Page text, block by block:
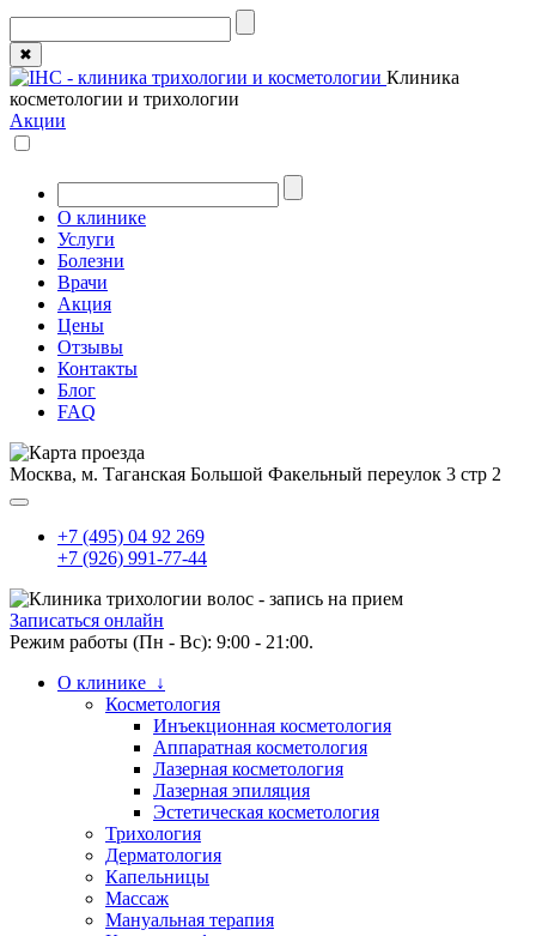
✖
Клиника
косметологии и трихологии
Акции
О клинике
Услуги
Болезни
Врачи
Акция
Цены
Отзывы
Контакты
Блог
FAQ
Москва, м. Таганская Большой Факельный переулок 3 стр 2
+7 (495) 04 92 269
+7 (926) 991-77-44
Записаться онлайн
Режим работы (Пн - Вс): 9:00 - 21:00.
О клинике ↓
Косметология
Инъекционная косметология
Аппаратная косметология
Лазерная косметология
Лазерная эпиляция
Эстетическая косметология
Трихология
Дерматология
Капельницы
Массаж
Мануальная терапия